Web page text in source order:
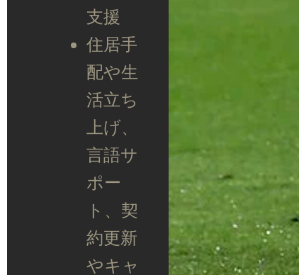
支援
住居手
配や生
活立ち
上げ、
言語サ
ポー
ト、契
約更新
やキャ